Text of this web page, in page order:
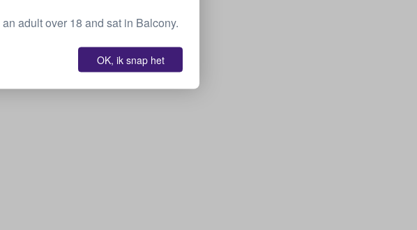
adult over 18 and sat in Balcony.
OK, ik snap het